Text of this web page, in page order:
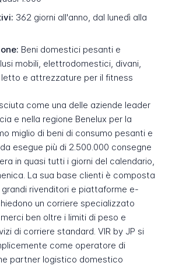
362 giorni all'anno, dal lunedì alla
Beni domestici pesanti e
mobili, elettrodomestici, divani,
e attrezzature per il fitness
come una delle aziende leader
e nella regione Benelux per la
miglio di beni di consumo pesanti e
esegue più di 2.500.000 consegne
in quasi tutti i giorni del calendario,
La sua base clienti è composta
rivenditori e piattaforme e-
un corriere specializzato
ben oltre i limiti di peso e
di corriere standard. VIR by JP si
come operatore di
partner logistico domestico